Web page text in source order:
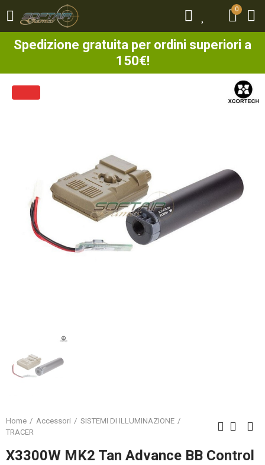
0
Spedizione gratuita per ordini superiori a
150€!
0
Home Accessori
SISTEMI DI ILLUMINAZIONE
TRACER
X3300W MK2 Tan Advance BB Control